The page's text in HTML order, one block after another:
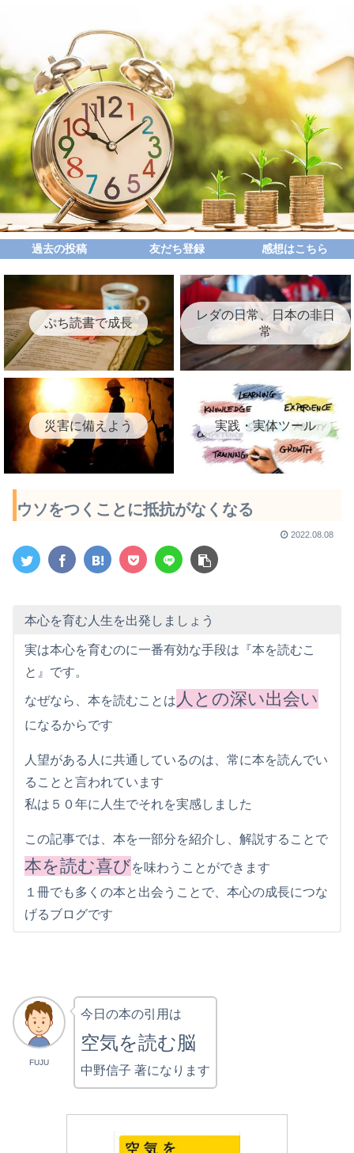
過去の投稿 友だち登録 感想はこちら
ぷち読書で成長
レダの日常、日本の非日
常
災害に備えよう 実践・実体ツール
ウソをつくことに抵抗がなくなる
2022.08.08
本心を育む人生を出発しましょう
実は本心を育むのに一番有効な手段は『本を読むこ
と』です。
なぜなら、本を読むことは 人との深い出会い
になるからです
人望がある人に共通しているのは、常に本を読んでい
ることと言われています
私は５０年に人生でそれを実感しました
この記事では、本を一部分を紹介し、解説することで
本を読む喜びを味わうことができます
１冊でも多くの本と出会うことで、本心の成長につな
げるブログです
FUJU
今日の本の引用は
空気を読む脳
中野信子 著になります